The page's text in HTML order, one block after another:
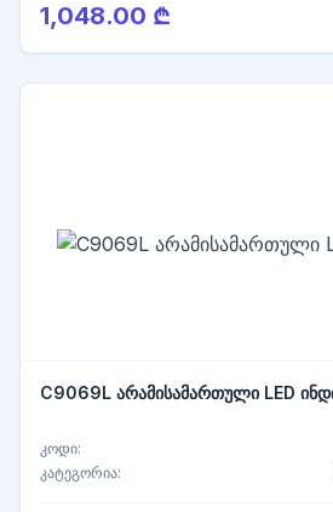
1,048.00 ₾
C9069L არამისამართული LED
კოდი:
კატეგორია: